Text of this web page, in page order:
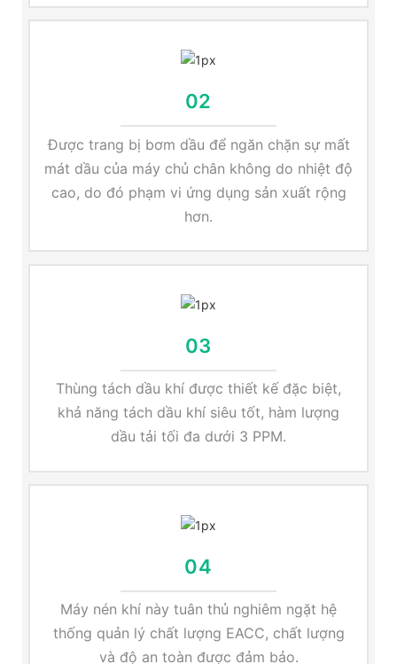
02
Được trang bị bơm dầu để ngăn chặn sự mất
mát dầu của máy chủ chân không do nhiệt độ
cao, do đó phạm vi ứng dụng sản xuất rộng
hơn.
03
Thùng tách dầu khí được thiết kế đặc biệt,
khả năng tách dầu khí siêu tốt, hàm lượng
dầu tải tối đa dưới 3 PPM.
04
Máy nén khí này tuân thủ nghiêm ngặt hệ
thống quản lý chất lượng EACC, chất lượng
và độ an toàn được đảm bảo.